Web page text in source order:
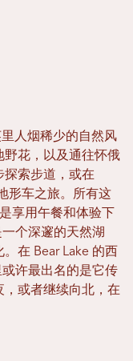
人烟稀少的自然风
野花，以及通往怀俄
探索步道，或在
形车之旅。所有这
享用午餐和体验下
个深邃的天然湖
在 Bear Lake 的西
许最出名的是它传
或者继续向北，在